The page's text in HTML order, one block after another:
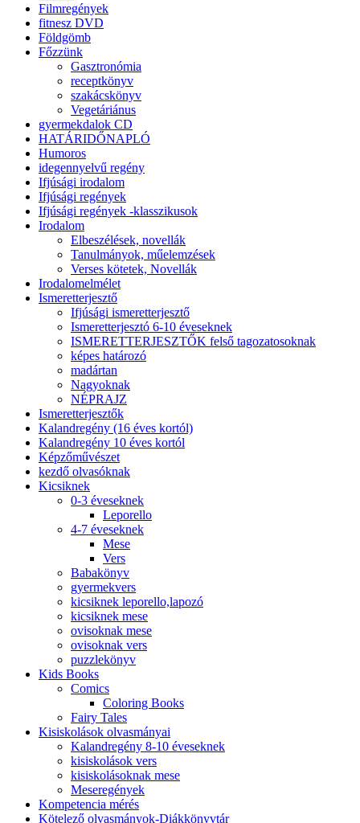
Filmregények
fitnesz DVD
Földgömb
Főzzünk
Gasztronómia
receptkönyv
szakácskönyv
Vegetáriánus
gyermekdalok CD
HATÁRIDŐNAPLÓ
Humoros
idegennyelvű regény
Ifjúsági irodalom
Ifjúsági regények
Ifjúsági regények -klasszikusok
Irodalom
Elbeszélések, novellák
Tanulmányok, műelemzések
Verses kötetek, Novellák
Irodalomelmélet
Ismeretterjesztő
Ifjúsági ismeretterjesztő
Ismeretterjesztó 6-10 éveseknek
ISMERETTERJESZTŐK felső tagozatosoknak
képes határozó
madártan
Nagyoknak
NÉPRAJZ
Ismeretterjesztők
Kalandregény (16 éves kortól)
Kalandregény 10 éves kortól
Képzőművészet
kezdő olvasóknak
Kicsiknek
0-3 éveseknek
Leporello
4-7 éveseknek
Mese
Vers
Babakönyv
gyermekvers
kicsiknek leporello,lapozó
kicsiknek mese
ovisoknak mese
ovisoknak vers
puzzlekönyv
Kids Books
Comics
Coloring Books
Fairy Tales
Kisiskolások olvasmányai
Kalandregény 8-10 éveseknek
kisiskolások vers
kisiskolásoknak mese
Meseregények
Kompetencia mérés
Kötelező olvasmányok-Diákkönyvtár